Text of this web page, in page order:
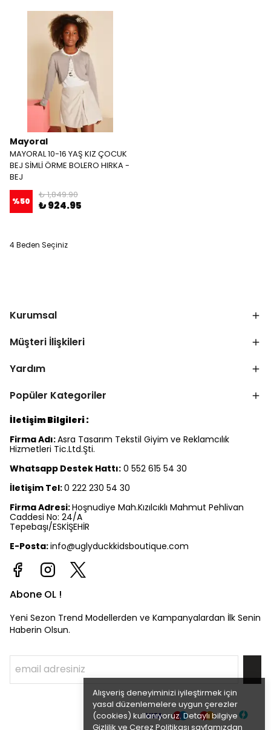
Alışveriş deneyiminizi iyileştirmek için
yasal düzenlemelere uygun çerezler
(cookies) kullanıyoruz. Detaylı bilgiye
Gizlilik ve Çerez Politikası sayfamızdan
Mayoral
MAYORAL 10-16 YAŞ KIZ ÇOCUK
BEJ SİMLİ ÖRME BOLERO HIRKA -
BEJ
%50
₺ 1,849.90
₺ 924.95
4 Beden Seçiniz
Kurumsal
Müşteri İlişkileri
Yardım
Popüler Kategoriler
İletişim Bilgileri :
Firma Adı:Asra Tasarım Tekstil Giyim ve Reklamcılık
Hizmetleri Tic.Ltd.Şti.
Whatsapp Destek Hattı: 0 552 615 54 30
İletişim Tel:0 222 230 54 30
Firma Adresi:Hoşnudiye Mah.Kızılcıklı Mahmut Pehlivan
Caddesi No: 24/A
Tepebaşı/ESKİŞEHİR
E-Posta:info@uglyduckkidsboutique.com
Abone OL !
Yeni Sezon Trend Modellerden ve Kampanyalardan İlk Senin
Haberin Olsun.